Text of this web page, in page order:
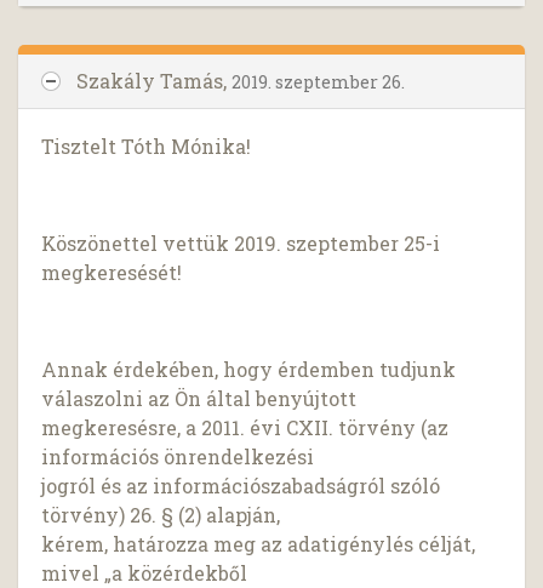
Szakály Tamás, 2019. szeptember 26.
Tisztelt Tóth Mónika!
Köszönettel vettük 2019. szeptember 25-i
megkeresését!
Annak érdekében, hogy érdemben tudjunk
válaszolni az Ön által benyújtott
megkeresésre, a 2011. évi CXII. törvény (az
információs önrendelkezési
jogról és az információszabadságról szóló
törvény) 26. § (2) alapján,
kérem, határozza meg az adatigénylés célját,
mivel „a közérdekből